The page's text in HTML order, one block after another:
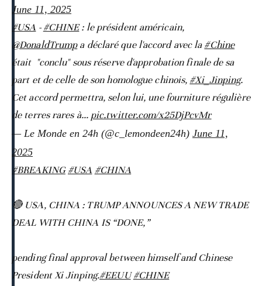
June 11, 2025
#USA-#CHINE: le président américain,
@DonaldTrumpa déclaré que l'accord avec la#Chine
était "conclu" sous réserve d'approbation finale de sa
part et de celle de son homologue chinois, #Xi_Jinping.
Cet accord permettra, selon lui, une fourniture régulière
de terres rares à… pic.twitter.com/x25DjPcvMr
— Le Monde en 24h (@c_lemondeen24h) June 11,
2025
#BREAKING #USA #CHINA
🔴 USA, CHINA : TRUMP ANNOUNCES A NEW TRADE
DEAL WITH CHINA IS “DONE,”
pending final approval between himself and Chinese
President Xi Jinping.#EEUU #CHINE